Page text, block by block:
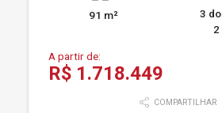
91 m²
3
A partir de:
R$ 1.718.449
COMPARTILHAR